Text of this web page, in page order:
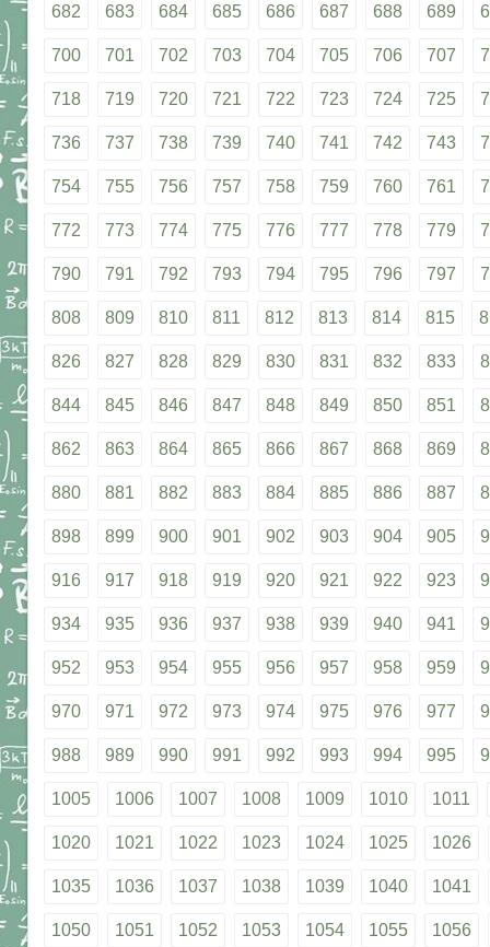
682 683 684 685 686 687 688 689
700 701 702 703 704 705 706 707
718 719 720 721 722 723 724 725
736 737 738 739 740 741 742 743
754 755 756 757 758 759 760 761
772 773 774 775 776 777 778 779
790 791 792 793 794 795 796 797
808 809 810 811 812 813 814 815
826 827 828 829 830 831 832 833
844 845 846 847 848 849 850 851
862 863 864 865 866 867 868 869
880 881 882 883 884 885 886 887
898 899 900 901 902 903 904 905
916 917 918 919 920 921 922 923
934 935 936 937 938 939 940 941
952 953 954 955 956 957 958 959
970 971 972 973 974 975 976 977
988 989 990 991 992 993 994 995
1005 1006 1007 1008 1009 1010 1011
1020 1021 1022 1023 1024 1025 1026
1035 1036 1037 1038 1039 1040 1041
1050 1051 1052 1053 1054 1055 1056